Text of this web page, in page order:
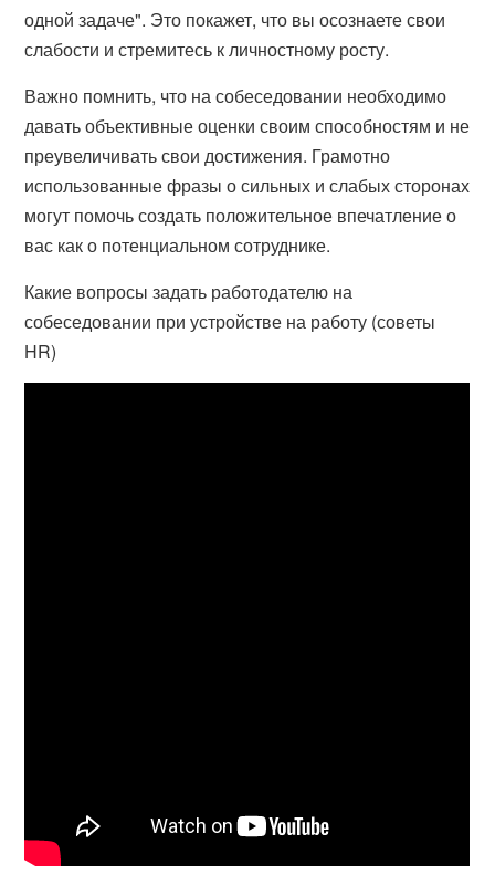
одной задаче". Это покажет, что вы осознаете свои
слабости и стремитесь к личностному росту.
Важно помнить, что на собеседовании необходимо
давать объективные оценки своим способностям и не
преувеличивать свои достижения. Грамотно
использованные фразы о сильных и слабых сторонах
могут помочь создать положительное впечатление о
вас как о потенциальном сотруднике.
Какие вопросы задать работодателю на
собеседовании при устройстве на работу (советы
HR)